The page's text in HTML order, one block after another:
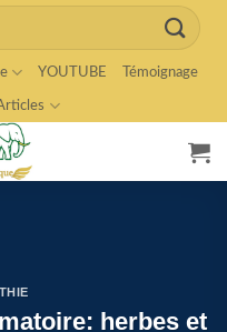
YOUTUBE Témoignage
herbes et